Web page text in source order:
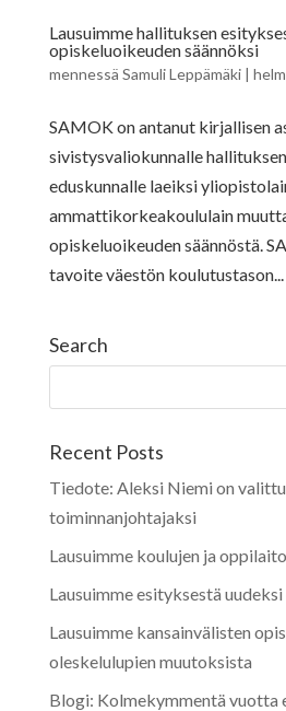
Lausuimme hallituksen
opiskeluoikeuden säännöksi
mennessä Samuli Leppämäki|
SAMOK on antanut kirjallisen
sivistysvaliokunnalle
eduskunnalle laeiksi
ammattikorkeakoululain
opiskeluoikeuden säännöstä.
tavoite väestön koulutustason...
Search
Recent Posts
Tiedote: Aleksi Niemi on
toiminnanjohtajaksi
Lausuimme koulujen ja
Lausuimme esityksestä
Lausuimme kansainvälisten
oleskelulupien muutoksista
Blogi: Kolmekymmentä vuotta